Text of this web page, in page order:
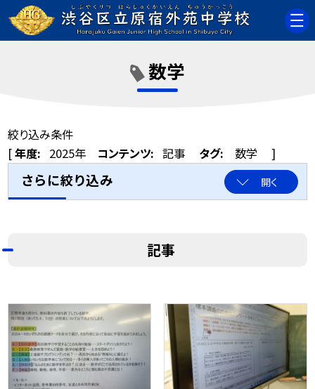
数学
絞り込み条件
[年度: 2025年 コンテンツ: 記事 タグ: 数学 ]
さらに絞り込み 開く
記事